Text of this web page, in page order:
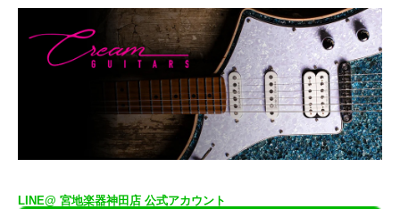
LINE@ 宮地楽器神田店 公式アカウント